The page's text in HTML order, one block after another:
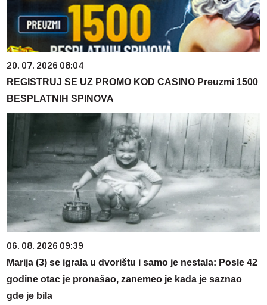
20. 07. 2026 08:04
REGISTRUJ SE UZ PROMO KOD CASINO Preuzmi 1500
BESPLATNIH SPINOVA
06. 08. 2026 09:39
Marija (3) se igrala u dvorištu i samo je nestala: Posle 42
godine otac je pronašao, zanemeo je kada je saznao
gde je bila